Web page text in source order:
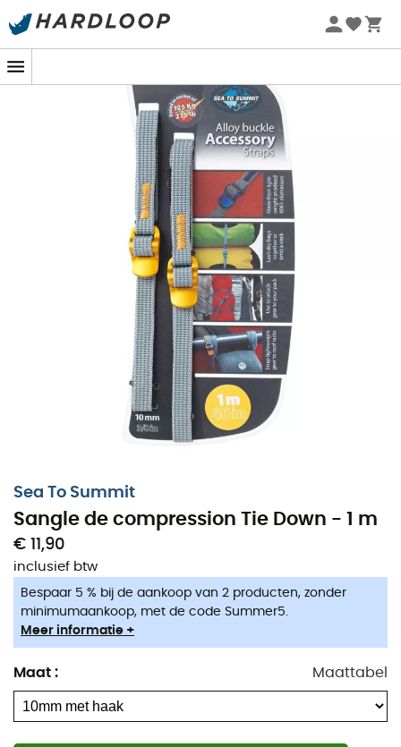
Zomeraanbiedingen 🔥 -5% EXTRA vanaf 2 producten* met
Sea To Summit
Sangle de compression Tie Down - 1 m
€ 11,90
inclusief btw
Bespaar 5 % bij de aankoop van 2 producten, zonder
minimumaankoop, met de code Summer5.
Meer informatie +
Maat : Maattabel